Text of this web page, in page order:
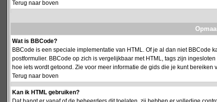
Terug naar boven
Wat is BBCode?
BBCode is een speciale implementatie van HTML. Of je al dan niet
postformulier. BBCode op zich is vergelijkbaar met HTML, tags zijn
hoe iets wordt getoond. Zie voor meer informatie de gids die je kunt bereiken
Terug naar boven
Kan ik HTML gebruiken?